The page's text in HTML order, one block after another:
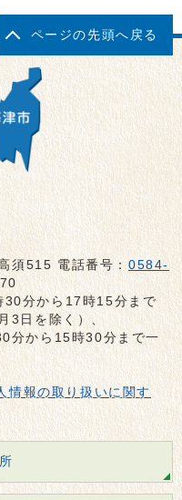
ページの先頭へ戻る
須515 電話番号：0584-
30分から17時15分まで
3日を除く）、
分から15時30分まで一
情報の取り扱いに関す